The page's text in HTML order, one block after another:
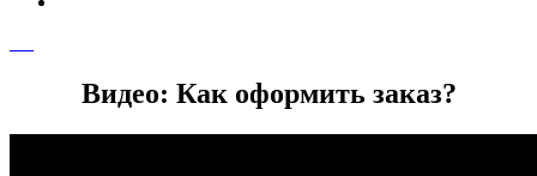
Видео: Как оформить заказ?